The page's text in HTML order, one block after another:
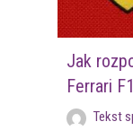
Jak
Ferrari
Tekst